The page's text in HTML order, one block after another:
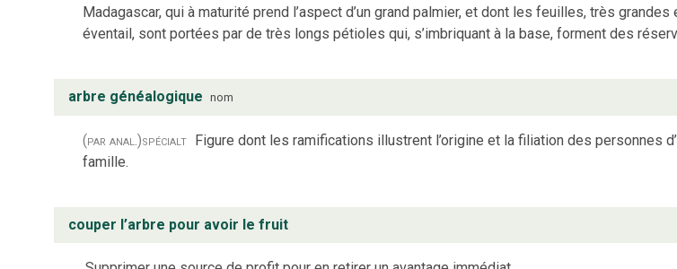
Madagascar, qui à maturité prend l’aspect d’un grand palmier, et dont les feuilles, très
éventail, sont portées par de très longs pétioles qui, s’imbriquant à la base, forment des
arbre généalogique nom
(par anal.)spécialt Figure dont les ramifications illustrent l’origine et la filiation des personnes
famille.
couper l’arbre pour avoir le fruit